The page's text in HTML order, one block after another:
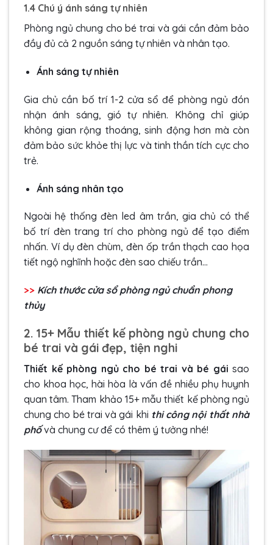
1.4 Chú ý ánh sáng tự nhiên
Phòng ngủ chung cho bé trai và gái cần đảm bảo
đầy đủ cả 2 nguồn sáng tự nhiên và nhân tạo.
Ánh sáng tự nhiên
Gia chủ cần bố trí 1-2 cửa sổ để phòng ngủ đón
nhận ánh sáng, gió tự nhiên. Không chỉ giúp
không gian rộng thoáng, sinh động hơn mà còn
đảm bảo sức khỏe thị lực và tinh thần tích cực cho
trẻ.
Ánh sáng nhân tạo
Ngoài hệ thống đèn led âm trần, gia chủ có thể
bố trí đèn trang trí cho phòng ngủ để tạo điểm
nhấn. Ví dụ đèn chùm, đèn ốp trần thạch cao họa
tiết ngộ nghĩnh hoặc đèn sao chiếu trần…
>> Kích thước cửa sổ phòng ngủ chuẩn phong
thủy
2. 15+ Mẫu thiết kế phòng ngủ chung cho
bé trai và gái đẹp, tiện nghi
Thiết kế phòng ngủ cho bé trai và bé gái sao
cho khoa học, hài hòa là vấn đề nhiều phụ huynh
quan tâm. Tham khảo 15+ mẫu thiết kế phòng ngủ
chung cho bé trai và gái khi thi công nội thất nhà
phốvà chung cư để có thêm ý tưởng nhé!